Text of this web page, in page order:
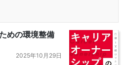
めの環境整備
2025年10月29日